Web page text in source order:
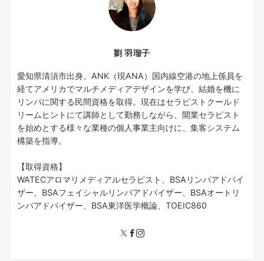
劉 羽瑠子
愛知県清須市出身。ANK（現ANA）国内線空港の地上係員を
経てアメリカでマルチメディアデザインを学び、結婚を機に
リンパに関する民間資格を取得。現在はセラピストクールド
リームヒントにて講師として勤務しながら、開業セラピスト
を始めとする様々な業種の個人事業主向けに、集客システム
構築を指導。
【取得資格】
WATECアロマリメディアルセラピスト、BSAリンパアドバイ
ザー、BSAフェイシャルリンパアドバイザー、BSAオートリ
ンパアドバイザー、BSA東洋医学概論、TOEIC860